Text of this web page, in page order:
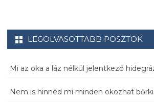
LEGOLVASOTTABB POSZTOK
Mi az oka a láz nélkül jelentkező
Nem is hinnéd mi minden okozhat